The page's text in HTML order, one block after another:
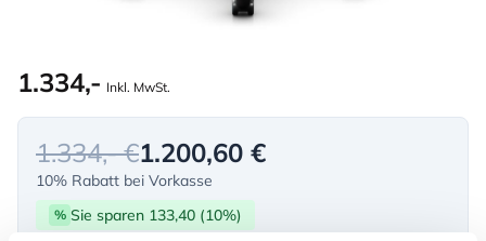
1.334,- Inkl. MwSt.
1.334,- €1.200,60 €
10% Rabatt bei Vorkasse
% Sie sparen 133,40 (10%)